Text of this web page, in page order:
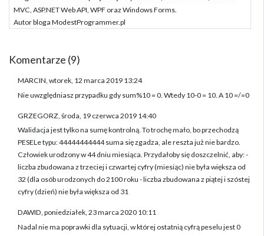
MVC, ASP.NET Web API, WPF oraz Windows Forms.
Autor bloga ModestProgrammer.pl
Komentarze (9)
MARCIN, wtorek, 12 marca 2019 13:24
Nie uwzględniasz przypadku gdy sum%10 = 0. Wtedy 10-0 = 10. A 10 =/=0
GRZEGORZ, środa, 19 czerwca 2019 14:40
Walidacja jest tylko na sumę kontrolną. To trochę mało, bo przechodzą
PESELe typu: 44444444444 suma się zgadza, ale reszta już nie bardzo.
Człowiek urodzony w 44 dniu miesiąca. Przydałoby się doszczelnić, aby: -
liczba zbudowana z trzeciej i czwartej cyfry (miesiąc) nie była większa od
32 (dla osób urodzonych do 2100 roku - liczba zbudowana z piątej i szóstej
cyfry (dzień) nie była większa od 31
DAWID, poniedziałek, 23 marca 2020 10:11
Nadal nie ma poprawki dla sytuacji, w której ostatnią cyfrą peselu jest 0